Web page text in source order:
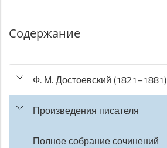
Содержание
Ф. М. Достоевский (1821–1881)
Произведения писателя
Полное собрание сочинений